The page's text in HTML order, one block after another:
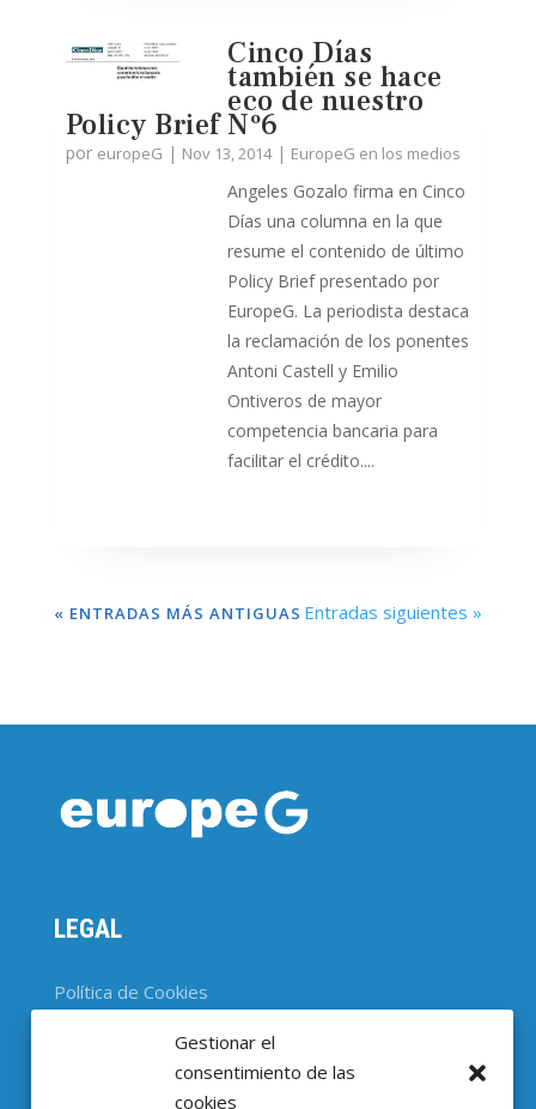
Gestionar el
consentimiento de las
cookies
Cinco Días
también se hace
eco de nuestro
Policy Brief Nº6
por europeG | Nov 13, 2014| EuropeG en los medios
Angeles Gozalo firma en Cinco
Días una columna en la que
resume el contenido de último
Policy Brief presentado por
EuropeG. La periodista destaca
la reclamación de los ponentes
Antoni Castell y Emilio
Ontiveros de mayor
competencia bancaria para
facilitar el crédito....
« ENTRADAS MÁS ANTIGUAS Entradas siguientes »
LEGAL
Política de Cookies
CONTACTO